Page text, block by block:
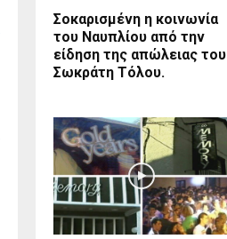
Σοκαρισμένη η κοινωνία
του Ναυπλίου από την
είδηση της απώλειας του
Σωκράτη Τόλου.